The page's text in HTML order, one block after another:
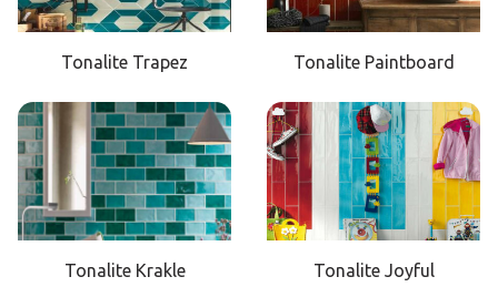
Tonalite Trapez Tonalite Paintboard
Tonalite Krakle Tonalite Joyful